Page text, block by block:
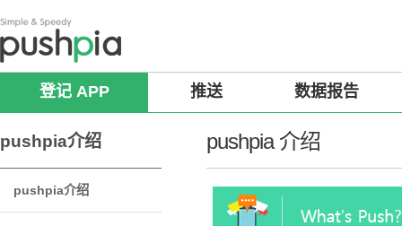
登记 APP 推送 数据报告
pushpia介绍
pushpia介绍
pushpia 介绍